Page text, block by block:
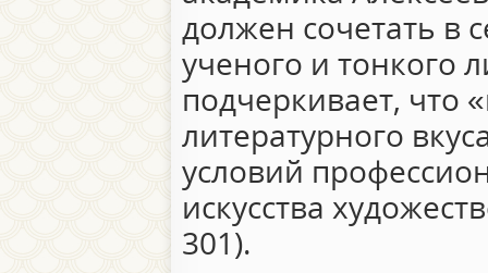
должен сочетать в
ученого и тонкого
подчеркивает, что
литературного
условий
искусства
301).